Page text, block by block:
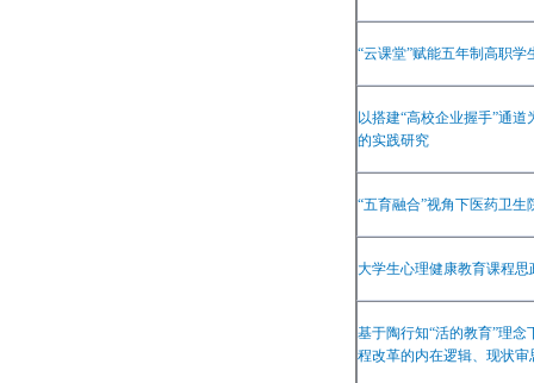
“云课堂”赋能五年制高职学
以搭建“高校企业握手”通道
的实践研究
“五育融合”视角下医药卫生
大学生心理健康教育课程
基于陶行知“活的教育”理念
程改革的内在逻辑、现状审